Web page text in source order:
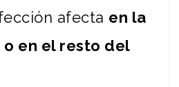
afecta en la
en el resto del